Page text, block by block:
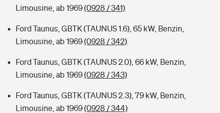
Kinderunfall-Check: Mehr Sicherheit für deine Kids
Sie haben Fragen?
Limousine, ab 1969(0928 / 341)
Ford Taunus, GBTK (TAUNUS 1.6), 65 kW, Benzin,
Limousine, ab 1969(0928 / 342)
Ford Taunus, GBTK (TAUNUS 2.0), 66 kW, Benzin,
Limousine, ab 1969(0928 / 343)
Ford Taunus, GBTK (TAUNUS 2.3), 79 kW, Benzin,
Limousine, ab 1969(0928 / 344)